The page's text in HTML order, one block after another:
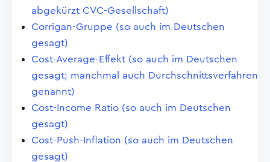
abgekürzt CVC-Gesellschaft)
Corrigan-Gruppe (so auch im Deutschen
gesagt)
Cost-Average-Effekt (so auch im Deutschen
gesagt; manchmal auch Durchschnittsverfahren
genannt)
Cost-Income Ratio (so auch im Deutschen
gesagt)
Cost-Push-Inflation (so auch im Deutschen
gesagt)